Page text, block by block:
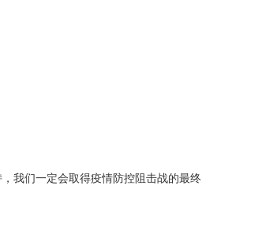
我们一定会取得疫情防控阻击战的最终